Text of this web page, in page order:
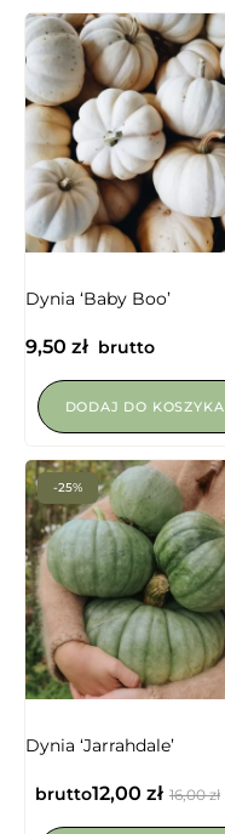
Dynia ‘Baby Boo’
9,50 zł brutto
DODAJ DO KOSZYKA
-25%
Dynia ‘Jarrahdale’
16,00zł
12,00 zł
brutto